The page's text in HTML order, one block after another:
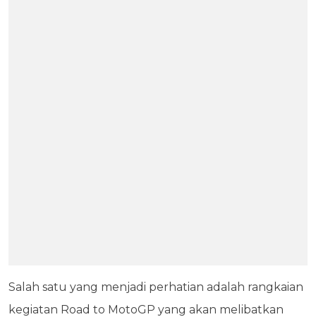
Salah satu yang menjadi perhatian adalah rangkaian
kegiatan Road to MotoGP yang akan melibatkan